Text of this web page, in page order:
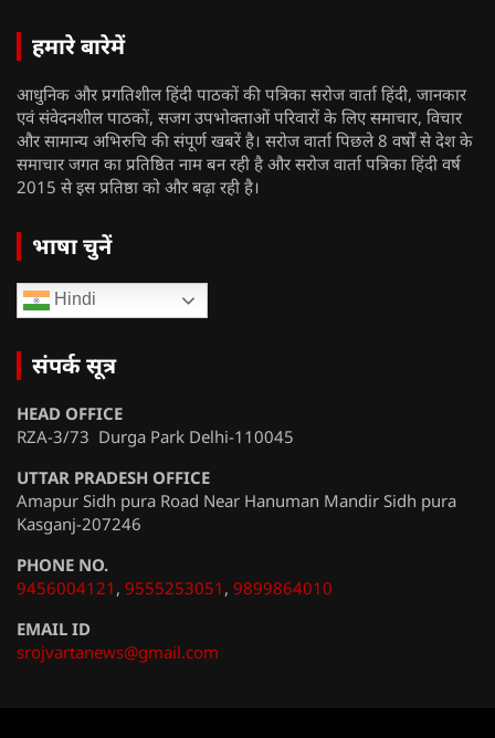
हमारे बारेमें
आधुनिक और प्रगतिशील हिंदी पाठकों की पत्रिका सरोज वार्ता हिंदी, जानकार
एवं संवेदनशील पाठकों, सजग उपभोक्ताओं परिवारों के लिए समाचार, विचार
और सामान्य अभिरुचि की संपूर्ण खबरें है। सरोज वार्ता पिछले 8 वर्षों से देश के
समाचार जगत का प्रतिष्ठित नाम बन रही है और सरोज वार्ता पत्रिका हिंदी वर्ष
2015 से इस प्रतिष्ठा को और बढ़ा रही है।
भाषा चुनें
Hindi
संपर्क सूत्र
HEAD OFFICE
RZA-3/73 Durga Park Delhi-110045
UTTAR PRADESH OFFICE
Amapur Sidh pura Road Near Hanuman Mandir Sidh pura
Kasganj-207246
PHONE NO.
9456004121 , 9555253051 , 9899864010
EMAIL ID
srojvartanews@gmail.com